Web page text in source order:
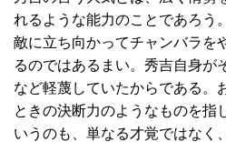
れるような能力のことであろう
敵に立ち向かってチャンバラを
るのではあるまい。秀吉自身が
など軽蔑していたからである。
ときの決断力のようなものを指
いうのも、単なる才覚ではなく